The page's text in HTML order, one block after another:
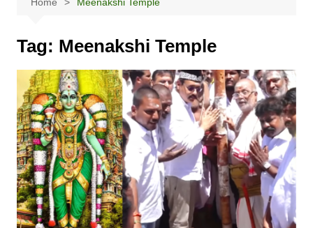
Tag: Meenakshi Temple